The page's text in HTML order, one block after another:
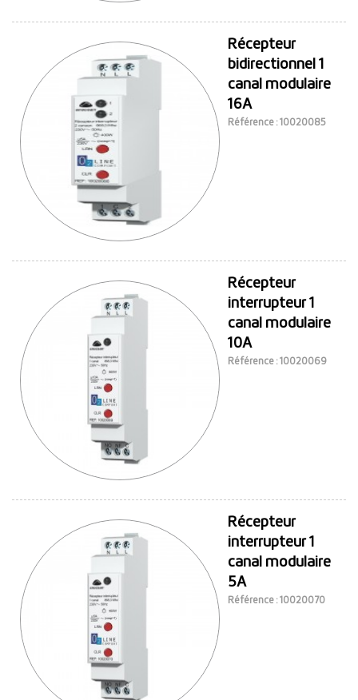
Récepteur
bidirectionnel 1
canal modulaire
16A
Référence : 10020085
Récepteur
interrupteur 1
canal modulaire
10A
Référence : 10020069
Récepteur
interrupteur 1
canal modulaire
5A
Référence : 10020070